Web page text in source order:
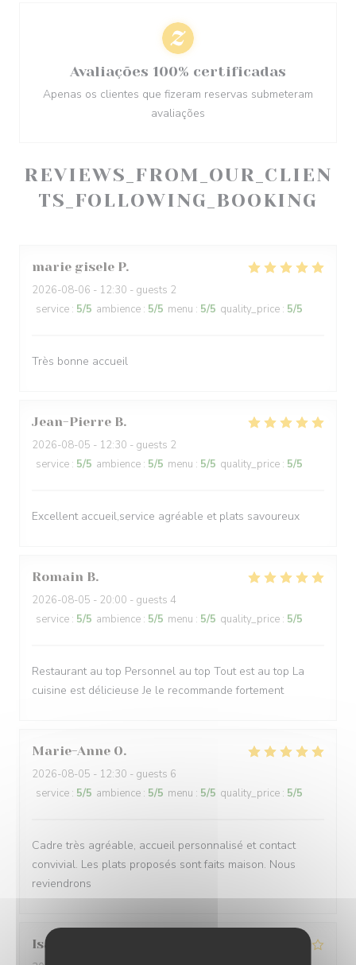
REVIEWS_FROM_OUR_CLIEN
TS_FOLLOWING_BOOKING
marie gisele P
2026-08-06 - 12:30 - guests 2
service : 5/5 ambience : 5/5 menu : 5/5 quality_price : 5/5
Très bonne accueil
Jean-Pierre B
2026-08-05 - 12:30 - guests 2
service : 5/5 ambience : 5/5 menu : 5/5 quality_price : 5/5
Excellent accueil,service agréable et plats savoureux
Romain B
2026-08-05 - 20:00 - guests 4
service : 5/5 ambience : 5/5 menu : 5/5 quality_price : 5/5
Restaurant au top Personnel au top Tout est au top La
cuisine est délicieuse Je le recommande fortement
Marie-Anne O
2026-08-05 - 12:30 - guests 6
service : 5/5 ambience : 5/5 menu : 5/5 quality_price : 5/5
Cadre très agréable, accueil personnalisé et contact
convivial. Les plats proposés sont faits maison. Nous
reviendrons
Isabelle
Avaliações 100% certificadas
Apenas os clientes que fizeram reservas submeteram
avaliações